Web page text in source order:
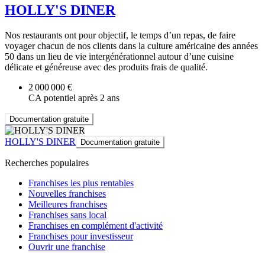
HOLLY'S DINER
Nos restaurants ont pour objectif, le temps d’un repas, de faire
voyager chacun de nos clients dans la culture américaine des années
50 dans un lieu de vie intergénérationnel autour d’une cuisine
délicate et généreuse avec des produits frais de qualité.
2 000 000 €
CA potentiel après 2 ans
Documentation gratuite
HOLLY'S DINER Documentation gratuite
Recherches populaires
Franchises les plus rentables
Nouvelles franchises
Meilleures franchises
Franchises sans local
Franchises en complément d'activité
Franchises pour investisseur
Ouvrir une franchise